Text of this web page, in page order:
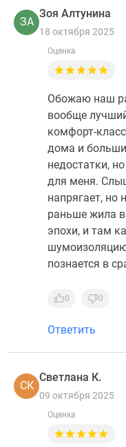
ЗА
Зоя Алтунина
18 октября 2025
Оценка
Обожаю наш
вообще
комфорт-
дома и
недостатки,
для меня.
напрягает, но
раньше жила
эпохи, и там
шумоизоляцию
познается в
0 0
Ответить
СК
Светлана К.
09 октября 2025
Оценка